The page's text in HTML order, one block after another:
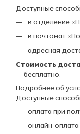
Доступные
в отделение
в почтомат
адресная
Стоимость
— бесплатно.
Подробнее об
Доступные
оплата при
онлайн-